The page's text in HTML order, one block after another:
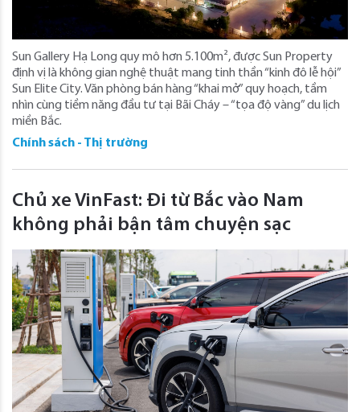
Sun Gallery Hạ Long quy mô hơn 5.100m², được Sun Property
định vị là không gian nghệ thuật mang tinh thần “kinh đô lễ hội”
Sun Elite City. Văn phòng bán hàng “khai mở” quy hoạch, tầm
nhìn cùng tiềm năng đầu tư tại Bãi Cháy – “tọa độ vàng” du lịch
miền Bắc.
Chính sách - Thị trường
Chủ xe VinFast: Đi từ Bắc vào Nam
không phải bận tâm chuyện sạc